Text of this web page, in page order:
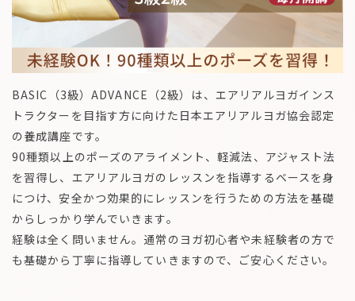
BASIC（3級）ADVANCE（2級）は、エアリアルヨガインス
トラクターを目指す方に向けた日本エアリアルヨガ協会認定
の養成講座です。
90種類以上のポーズのアライメント、軽減法、アジャスト法
を習得し、エアリアルヨガのレッスンを指導するベースを身
につけ、安全かつ効果的にレッスンを行うための方法を基礎
からしっかり学んでいきます。
経験は全く問いません。通常のヨガ初心者や未経験者の方で
も基礎から丁寧に指導していきますので、ご安心ください。